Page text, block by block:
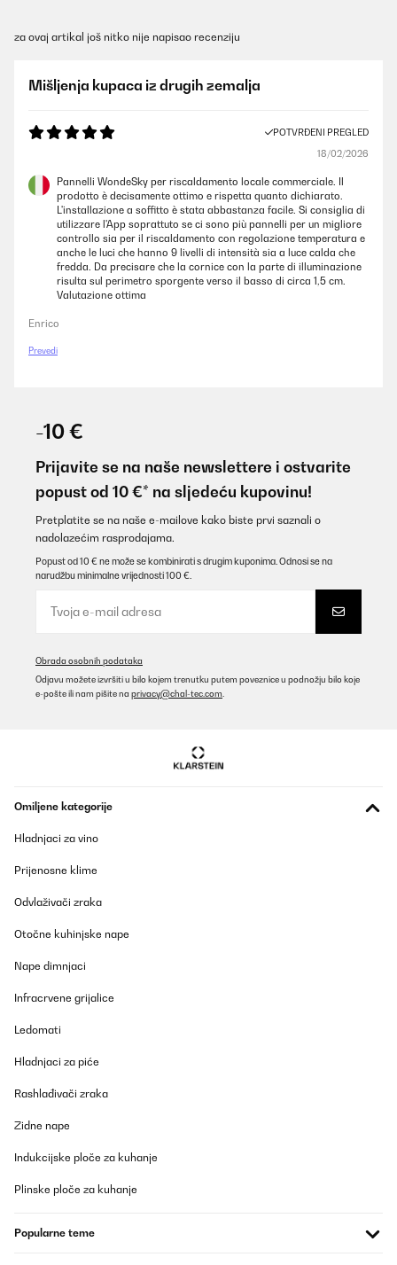
za ovaj artikal još nitko nije napisao recenziju
Mišljenja kupaca iz drugih zemalja
POTVRĐENI PREGLED
18/02/2026
Pannelli WondeSky per riscaldamento locale commerciale. Il
prodotto è decisamente ottimo e rispetta quanto dichiarato.
L'installazione a soffitto è stata abbastanza facile. Si consiglia di
utilizzare l'App soprattuto se ci sono più pannelli per un migliore
controllo sia per il riscaldamento con regolazione temperatura e
anche le luci che hanno 9 livelli di intensità sia a luce calda che
fredda. Da precisare che la cornice con la parte di illuminazione
risulta sul perimetro sporgente verso il basso di circa 1,5 cm.
Valutazione ottima
Enrico
Prevedi
-10 €
Prijavite se na naše newslettere i ostvarite
popust od 10 €* na sljedeću kupovinu!
Pretplatite se na naše e-mailove kako biste prvi saznali o
nadolazećim rasprodajama.
Popust od 10 € ne može se kombinirati s drugim kuponima. Odnosi se na
narudžbu minimalne vrijednosti 100 €.
Obrada osobnih podataka
Odjavu možete izvršiti u bilo kojem trenutku putem poveznice u podnožju bilo koje
e-pošte ili nam pišite na privacy@chal-tec.com
Omiljene kategorije
Hladnjaci za vino
Prijenosne klime
Odvlaživači zraka
Otočne kuhinjske nape
Nape dimnjaci
Infracrvene grijalice
Ledomati
Hladnjaci za piće
Rashlađivači zraka
Zidne nape
Indukcijske ploče za kuhanje
Plinske ploče za kuhanje
Popularne teme